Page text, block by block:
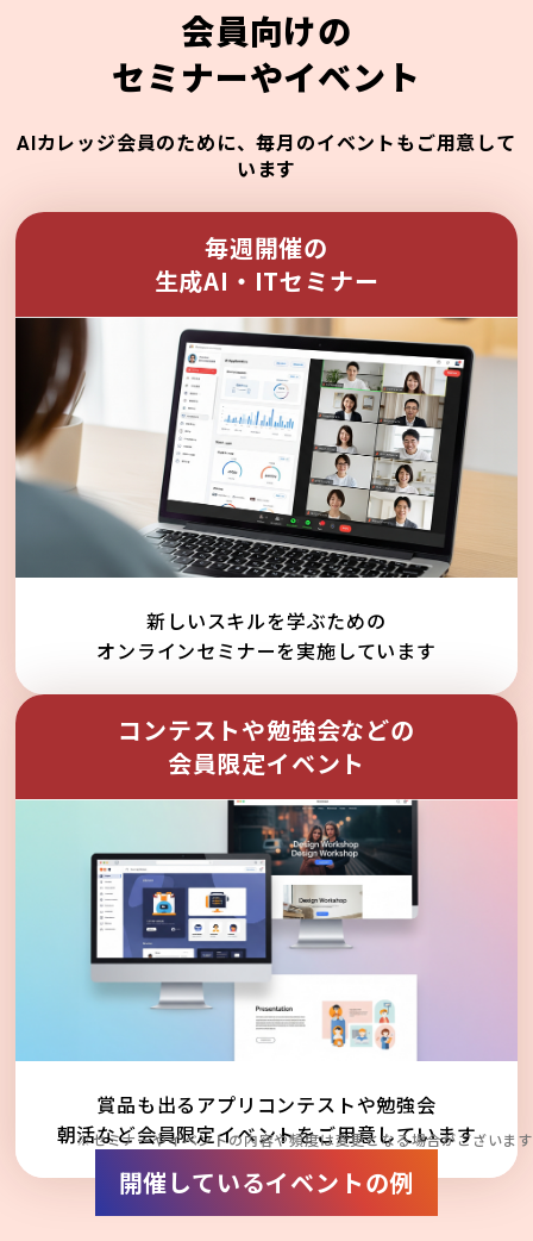
会員向けの
セミナーやイベント
AIカレッジ会員のために、毎月のイベントもご用意して
います
毎週開催の
生成AI・ITセミナー
新しいスキルを学ぶための
オンラインセミナーを実施しています
コンテストや勉強会などの
会員限定イベント
賞品も出るアプリコンテストや勉強会
朝活など会員限定イベントをご用意しています
※セミナーやイベントの内容や頻度は変更となる場合がございます
開催しているイベントの例